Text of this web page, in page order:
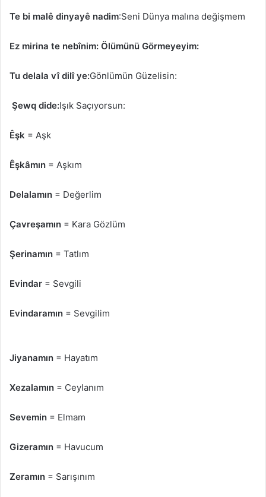
Te bi malê dinyayê nadim:Seni Dünya malına değişmem
Ez mirina te nebînim: Ölümünü Görmeyeyim:
Tu delala vî dilî ye:Gönlümün Güzelisin:
Şewq dide:Işık Saçıyorsun:
Êşk = Aşk
Êşkâmın = Aşkım
Delalamın = Değerlim
Çavreşamın = Kara Gözlüm
Şerinamın = Tatlım
Evindar = Sevgili
Evindaramın = Sevgilim
Jiyanamın = Hayatım
Xezalamın = Ceylanım
Sevemin = Elmam
Gizeramın = Havucum
Zeramın = Sarışınım